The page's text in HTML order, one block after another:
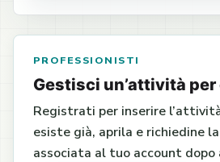
PROFESSIONISTI
Gestisci un’attività per
Registrati per inserire
esiste già, aprila e richiedine
associata al tuo account dopo